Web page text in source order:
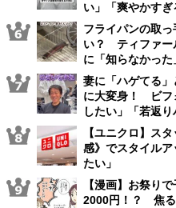
い」「爽やかす
フライパンの取
い？ ティファー
に「知らなかった
妻に「ハゲてる
に大変身！ ビフ
したい」「若返り
【ユニクロ】ス
感》でスタイル
たい」
【漫画】お祭り
2000円！？ 焦る